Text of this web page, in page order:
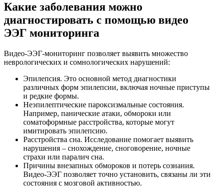
Какие заболевания можно
диагностировать с помощью видео
ЭЭГ мониторинга
Видео-ЭЭГ-мониторинг позволяет выявить множество
неврологических и сомнологических нарушений:
Эпилепсия. Это основной метод диагностики
различных форм эпилепсии, включая ночные приступы
и редкие формы.
Неэпилептические пароксизмальные состояния.
Например, панические атаки, обмороки или
соматоформные расстройства, которые могут
имитировать эпилепсию.
Расстройства сна. Исследование помогает выявить
нарушения – снохождение, сноговорение, ночные
страхи или паралич сна.
Причины внезапных обмороков и потерь сознания.
Видео-ЭЭГ позволяет точно установить, связаны ли эти
состояния с мозговой активностью.